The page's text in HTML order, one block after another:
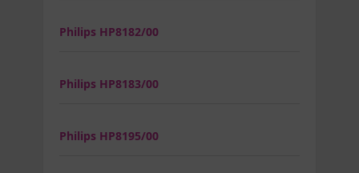
Philips HP8182/00
Philips HP8183/00
Philips HP8195/00